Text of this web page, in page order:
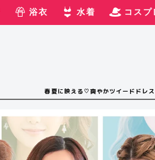
浴衣 水着 コスプ
春夏に映える♡爽やかツイードドレス